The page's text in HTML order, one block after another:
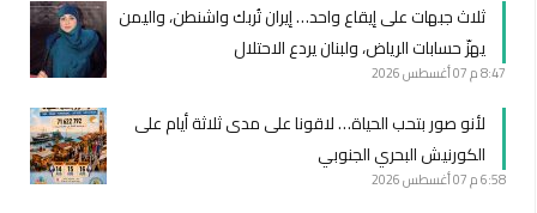
ثلاث جبهات على إيقاع واحد… إيران تُربك واشنطن، واليمن
يهزّ حسابات الرياض، ولبنان يردع الاحتلال
8:47 م 07 أغسطس 2026
لأنو صور بتحب الحياة… لاقونا على مدى ثلاثة أيام على
الكورنيش البحري الجنوبي
6:58 م 07 أغسطس 2026